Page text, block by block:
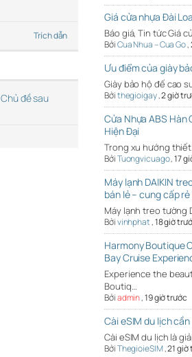
Trích dẫn
Chủ đề sau
Giá cửa nhựa Đài
Báo giá, Tin tức Giá
BởiCua Nhua – Cua Go,
Ưu điểm của giày
Giày bảo hộ đế cao
Bởithegioigay,2 giờ
Cửa Nhựa ABS Hàn
Hiện Đại
Trong xu hướng
BởiTuongvicuago,17
Máy lạnh DAIKIN
bán lẻ – cung cấp rẻ
Máy lạnh treo tường
Bởivinhphat,18 giờ
Harmony Boutique
Bay Cruise
Experience the
Boutiq…
Bởiadmin,19 giờ trước
Cài eSIM du lịch
Cài eSIM du lịch là
BởiThegioieSIM,21 giờ